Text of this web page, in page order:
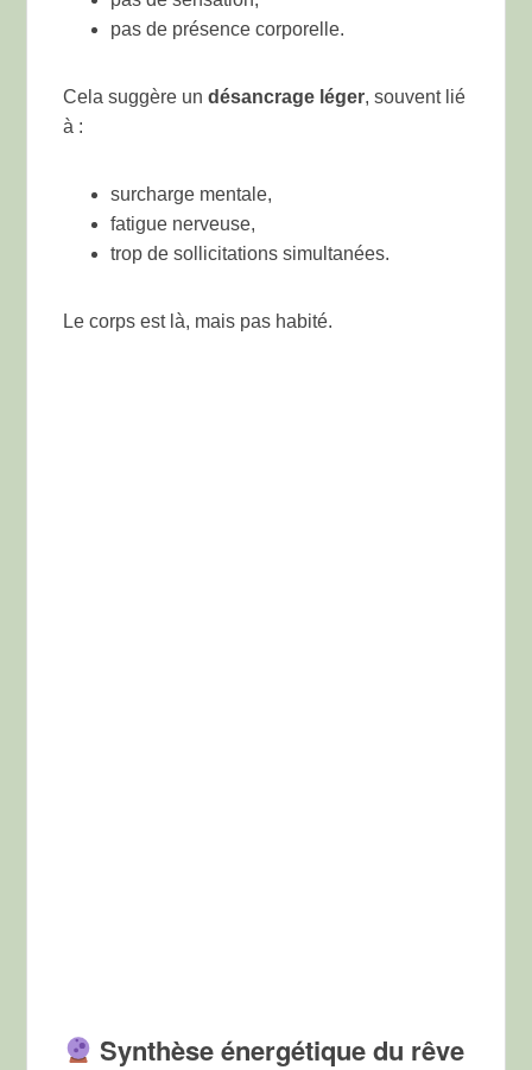
pas de présence corporelle.
Cela suggère undésancrage léger, souvent lié
à :
surcharge mentale,
fatigue nerveuse,
trop de sollicitations simultanées.
Le corps est là, mais pas habité.
Synthèse énergétique du rêve